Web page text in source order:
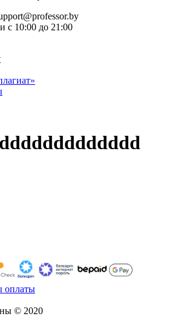
с 10:00 до 21:00
оплаты
© 2020